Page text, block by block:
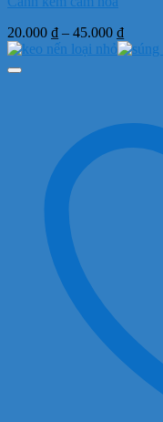
20.000 ₫ – 45.000 ₫Khoảng
giá: